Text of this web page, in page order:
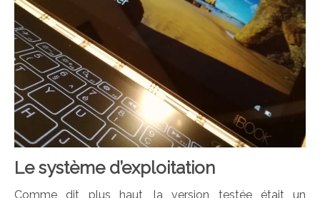
Le système d’exploitation
Comme dit plus haut, la version testée était un